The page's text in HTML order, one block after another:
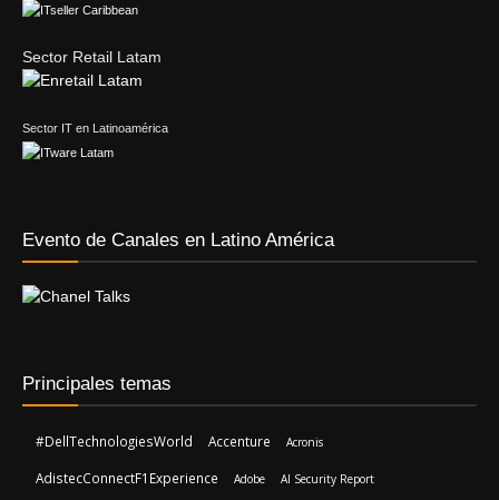
Sector Retail Latam
Sector IT en Latinoamérica
Evento de Canales en Latino América
Principales temas
#DellTechnologiesWorld Accenture Acronis
AdistecConnectF1Experience Adobe AI Security Report